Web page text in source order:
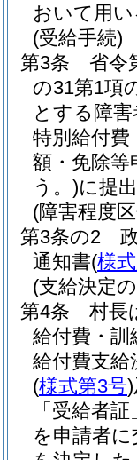
おいて用
(受給手続)
第3条
省令
の31第1項
とする障
特別給付費
額・免除等
う。)に提
(障害程度
第3条の2
通知書(様
(支給決定
第4条
村長
給付費・訓
給付費支給
(様式第3号)
「受給者
を申請者